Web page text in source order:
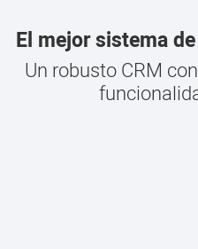
El mejor sistema
Un robusto CRM